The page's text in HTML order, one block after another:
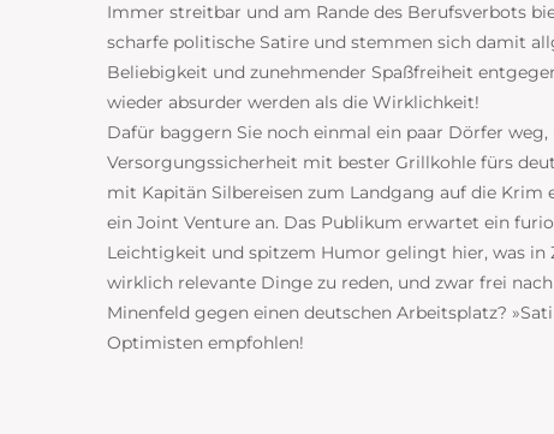
Immer streitbar und am Rande des Berufsverbots
scharfe politische Satire und stemmen sich damit
Beliebigkeit und zunehmender Spaßfreiheit
wieder absurder werden als die Wirklichkeit!
Dafür baggern Sie noch einmal ein paar Dörfer
Versorgungssicherheit mit bester Grillkohle fürs
mit Kapitän Silbereisen zum Landgang auf die
ein Joint Venture an. Das Publikum erwartet ein
Leichtigkeit und spitzem Humor gelingt hier, was
wirklich relevante Dinge zu reden, und zwar frei
Minenfeld gegen einen deutschen Arbeitsplatz?
Optimisten empfohlen!